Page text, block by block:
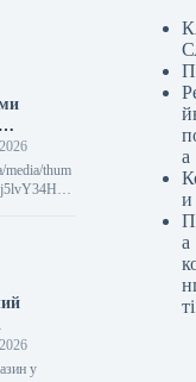
кВт у
media/thum
7
у
а
и
а
ті